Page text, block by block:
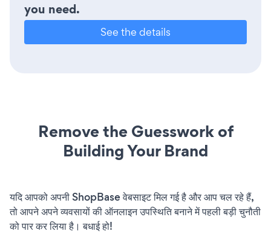
you need.
See the details
Remove the Guesswork of
Building Your Brand
यदि आपको अपनी ShopBase वेबसाइट मिल गई है और आप चल रहे हैं,
तो आपने अपने व्यवसायों की ऑनलाइन उपस्थिति बनाने में पहली बड़ी चुनौती
को पार कर लिया है। बधाई हो!